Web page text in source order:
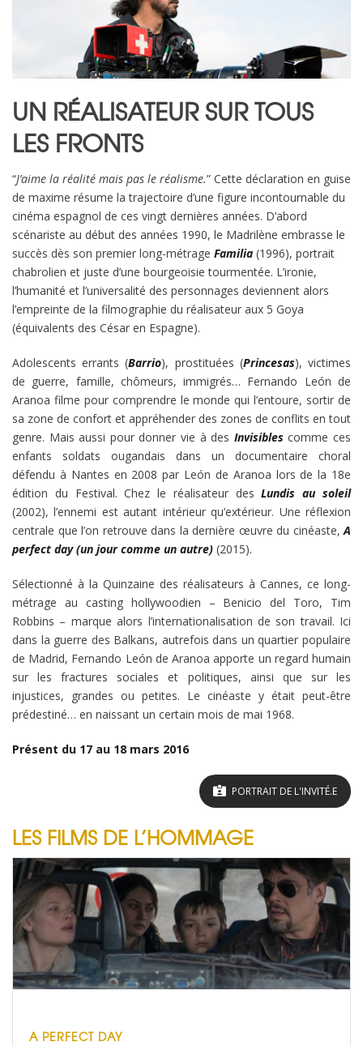
UN RÉALISATEUR SUR TOUS
LES FRONTS
“J’aime la réalité mais pas le réalisme.” Cette déclaration en guise
de maxime résume la trajectoire d’une figure incontournable du
cinéma espagnol de ces vingt dernières années. D’abord
scénariste au début des années 1990, le Madrilène embrasse le
succès dès son premier long-métrage Familia (1996), portrait
chabrolien et juste d’une bourgeoisie tourmentée. L’ironie,
l’humanité et l’universalité des personnages deviennent alors
l’empreinte de la filmographie du réalisateur aux 5 Goya
(équivalents des César en Espagne).
Adolescents errants (Barrio), prostituées (Princesas), victimes
de guerre, famille, chômeurs, immigrés… Fernando León de
Aranoa filme pour comprendre le monde qui l’entoure, sortir de
sa zone de confort et appréhender des zones de conflits en tout
genre. Mais aussi pour donner vie à des Invisiblescomme ces
enfants soldats ougandais dans un documentaire choral
défendu à Nantes en 2008 par León de Aranoa lors de la 18e
édition du Festival. Chez le réalisateur desLundis au soleil
(2002), l’ennemi est autant intérieur qu’extérieur. Une réflexion
centrale que l’on retrouve dans la dernière œuvre du cinéaste, A
perfect day (un jour comme un autre) (2015).
Sélectionné à la Quinzaine des réalisateurs à Cannes, ce long-
métrage au casting hollywoodien – Benicio del Toro, Tim
Robbins – marque alors l’internationalisation de son travail. Ici
dans la guerre des Balkans, autrefois dans un quartier populaire
de Madrid, Fernando León de Aranoa apporte un regard humain
sur les fractures sociales et politiques, ainsi que sur les
injustices, grandes ou petites. Le cinéaste y était peut-être
prédestiné… en naissant un certain mois de mai 1968.
Présent du 17 au 18 mars 2016
PORTRAIT DE L'INVITÉ.E
LES FILMS DE L’HOMMAGE
A PERFECT DAY